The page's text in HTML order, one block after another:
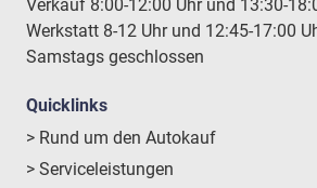
Verkauf 8:00-12:00 Uhr und 13:30-
Werkstatt 8-12 Uhr und 12:45-17:00
Samstags geschlossen
Quicklinks
> Rund um den Autokauf
> Serviceleistungen